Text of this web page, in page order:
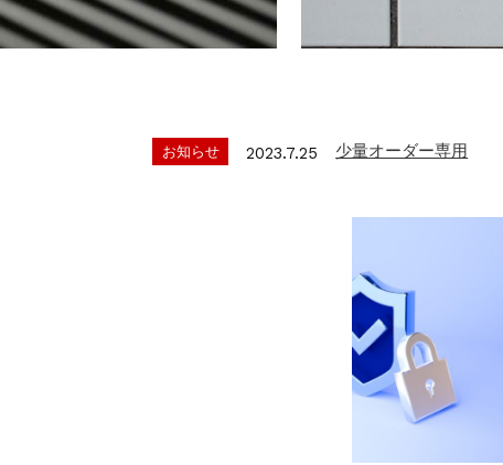
お知らせ 2023.7.25 少量オーダー専用
公式通販サイトオープン